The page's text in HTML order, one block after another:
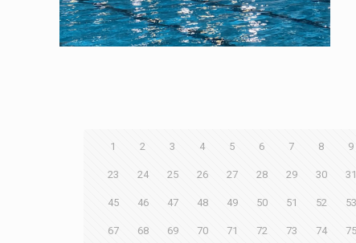
1 2 3 4 5 6 7 8 9
23 24 25 26 27 28 29 30 31
45 46 47 48 49 50 51 52 53
67 68 69 70 71 72 73 74 75